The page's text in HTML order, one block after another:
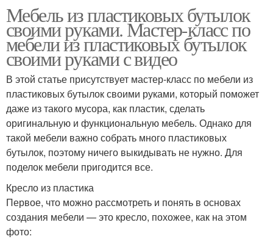
Мебель из пластиковых бутылок
своими руками. Мастер-класс по
мебели из пластиковых бутылок
своими руками с видео
В этой статье присутствует мастер-класс по мебели из
пластиковых бутылок своими руками, который поможет
даже из такого мусора, как пластик, сделать
оригинальную и функциональную мебель. Однако для
такой мебели важно собрать много пластиковых
бутылок, поэтому ничего выкидывать не нужно. Для
поделок мебели пригодится все.
Кресло из пластика
Первое, что можно рассмотреть и понять в основах
создания мебели — это кресло, похожее, как на этом
фото: